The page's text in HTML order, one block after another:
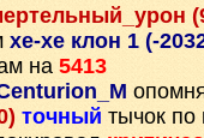
xe-xe клон 1 (-
на 5413
точный тычок